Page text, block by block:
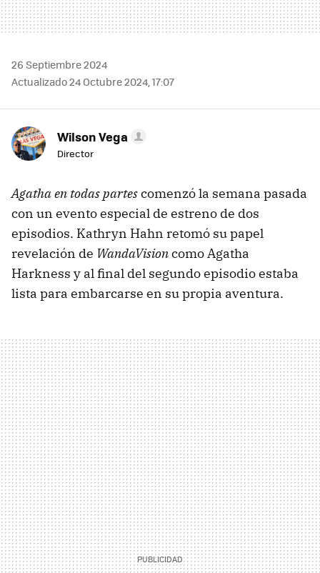
26 Septiembre 2024
Actualizado 24 Octubre 2024, 17:07
Wilson Vega
Director
Agatha en todas partescomenzó la semana pasada
con un evento especial de estreno de dos
episodios. Kathryn Hahn retomó su papel
revelación de WandaVisioncomo Agatha
Harkness y al final del segundo episodio estaba
lista para embarcarse en su propia aventura.